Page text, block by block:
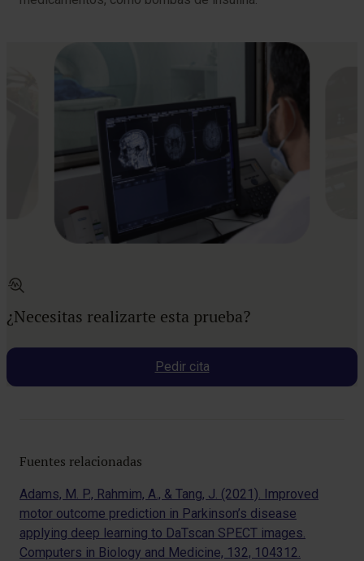
¿Necesitas realizarte esta prueba?
Pedir cita
Fuentes relacionadas
Adams, M. P., Rahmim, A., & Tang, J. (2021). Improved
motor outcome prediction in Parkinson’s disease
applying deep learning to DaTscan SPECT images.
Computers in Biology and Medicine, 132, 104312.